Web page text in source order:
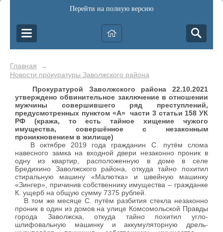
Перейти на полную версию
Главная →
Новости прокуратуры Заволжского района
Прокуратурой Заволжского района 22.10.2021
утверждено обвинительное заключение в отношении
мужчины совершившего ряд преступлений,
предусмотренных пунктом «А» части 3 статьи 158 УК
РФ (кража, то есть тайное хищение чужого
имущества, совершённое с незаконным
проникновением в жилище)
В октябре 2019 года гражданин С. путём слома
навесного замка на входной двери незаконно проник в
одну из квартир, расположенную в доме в селе
Бредихино Заволжского района, откуда тайно похитил
стиральную машину «Малютка» и швейную машинку
«Зингер», причинив собственнику имущества – гражданке
К. ущерб на общую сумму 7375 рублей.
В том же месяце С. путём разбития стекла незаконно
проник в один из домов на улице Комсомольской Правды
города Заволжска, откуда тайно похитил угло-
шлифовальную машинку и аккумуляторную дрель-